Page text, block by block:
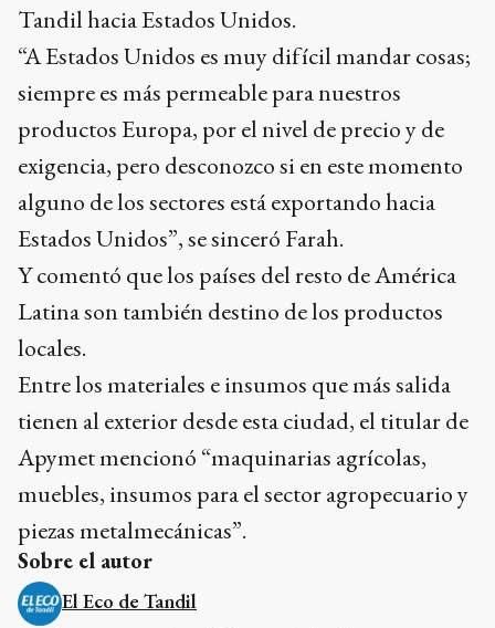
Tandil hacia Estados Unidos.
“A Estados Unidos es muy difícil mandar cosas;
siempre es más permeable para nuestros
productos Europa, por el nivel de precio y de
exigencia, pero desconozco si en este momento
alguno de los sectores está exportando hacia
Estados Unidos”, se sinceró Farah.
Y comentó que los países del resto de América
Latina son también destino de los productos
locales.
Entre los materiales e insumos que más salida
tienen al exterior desde esta ciudad, el titular de
Apymet mencionó “maquinarias agrícolas,
muebles, insumos para el sector agropecuario y
piezas metalmecánicas”.
Sobre el autor
El Eco de Tandil